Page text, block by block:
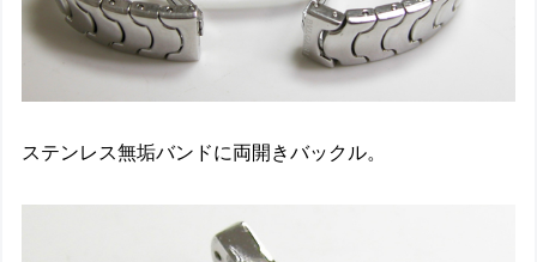
ステンレス無垢バンドに両開きバックル。